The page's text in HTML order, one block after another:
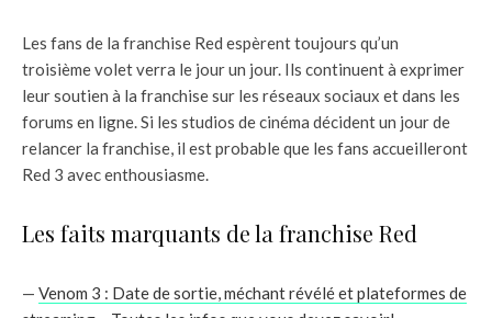
Les fans de la franchise Red espèrent toujours qu’un
troisième volet verra le jour un jour. Ils continuent à exprimer
leur soutien à la franchise sur les réseaux sociaux et dans les
forums en ligne. Si les studios de cinéma décident un jour de
relancer la franchise, il est probable que les fans accueilleront
Red 3 avec enthousiasme.
Les faits marquants de la franchise Red
— Venom 3 : Date de sortie, méchant révélé et plateformes de